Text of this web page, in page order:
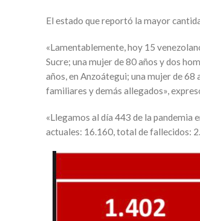
El estado que reportó la mayor
«Lamentablemente, hoy 15
Sucre; una mujer de 80 años y dos
años, en Anzoátegui; una mujer de
familiares y demás allegados»,
«Llegamos al día 443 de la pandemia
actuales: 16.160, total de fallecidos: